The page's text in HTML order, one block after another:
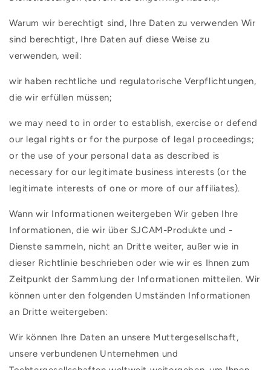
Warum wir berechtigt sind, Ihre Daten zu verwenden Wir
sind berechtigt, Ihre Daten auf diese Weise zu
verwenden, weil:
wir haben rechtliche und regulatorische Verpflichtungen,
die wir erfüllen müssen;
we may need to in order to establish, exercise or defend
our legal rights or for the purpose of legal proceedings;
or the use of your personal data as described is
necessary for our legitimate business interests (or the
legitimate interests of one or more of our affiliates).
Wann wir Informationen weitergeben Wir geben Ihre
Informationen, die wir über SJCAM-Produkte und -
Dienste sammeln, nicht an Dritte weiter, außer wie in
dieser Richtlinie beschrieben oder wie wir es Ihnen zum
Zeitpunkt der Sammlung der Informationen mitteilen. Wir
können unter den folgenden Umständen Informationen
an Dritte weitergeben:
Wir können Ihre Daten an unsere Muttergesellschaft,
unsere verbundenen Unternehmen und